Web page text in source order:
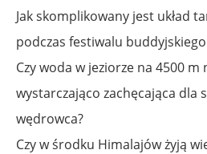
Jak skomplikowany jest układ
podczas festiwalu
Czy woda w jeziorze na 4500 m
wystarczająco zachęcająca dla
wędrowca?
Czy w środku Himalajów żyją